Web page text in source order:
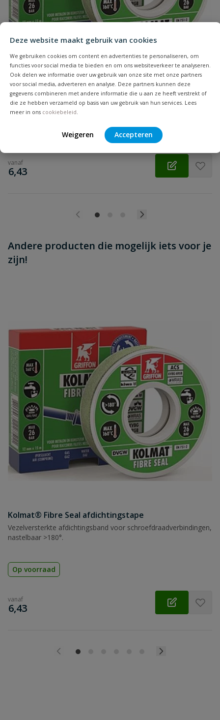
Deze website maakt gebruik van cookies
We gebruiken cookies om content en advertenties te personaliseren, om
functies voor social media te bieden en om ons websiteverkeer te analyseren.
Ook delen we informatie over uw gebruik van onze site met onze partners
voor social media, adverteren en analyse. Deze partners kunnen deze
gegevens combineren met andere informatie die u aan ze heeft verstrekt of
die ze hebben verzameld op basis van uw gebruik van hun services. Lees
meer in ons cookiebeleid
Weigeren Accepteren
Beoordeling
Beoordeling versturen
Kolmat® Fibre Seal afdichtingstape
Vezelversterkte afdichtingsband voor schroefdraadverbindingen,
nastelbaar >180°.
vanaf
€
6,43
Andere producten die mogelijk iets voor je
zijn!
Kolmat® Fibre Seal afdichtingstape
Vezelversterkte afdichtingsband voor schroefdraadverbindingen,
nastelbaar >180°.
Op voorraad
vanaf
€
6,43